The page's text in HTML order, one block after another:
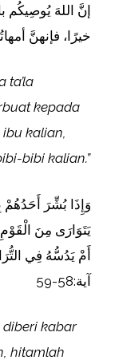
إنَّ اللهَ يُوصِيكُم
خيرًا، فإنهنَّ
ta’la
kepada
kalian,
bibi kalian.”
وَإِذَا بُشِّرَ
يَتَوَارَى مِنَ
أَمْ يَدُسُّهُ فِي
آية:58-59
diberi kabar
hitamlah